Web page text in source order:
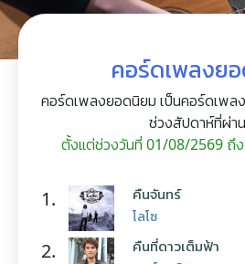
คอร์ดเพลงย
คอร์ดเพลงยอดนิยม เป็นคอร์ดเพล
ช่วงสัปดาห์ที่ผ่า
ตั้งแต่ช่วงวันที่ 01/08/2569 ถึ
1. คืนจันทร์
โลโซ
2. คืนที่ดาวเต็มฟ้า